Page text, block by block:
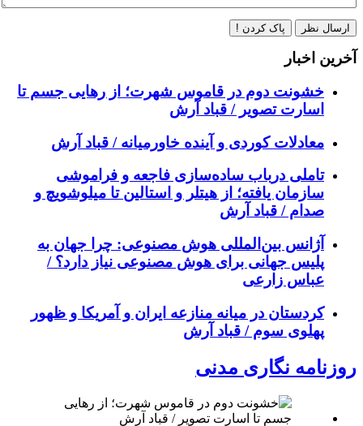
ارسال نظر پاک کردن !
آخرین اخبار
خشونت دوم در قاموس شهرت؛ از رهایی جسم تا
اسارت تصویر / قباد آرش
معادلات کوردی و آینده خاورمیانه / قباد آرش
تاملی درباب سادەسازی فاجعە و فراموشی
سازمان یافتە؛ از هیتلر و استالین تا میلوشویچ و
صدام / قباد آرش
آژانس بین‌المللی هوش مصنوعی: چرا جهان به
پلیس جهانی برای هوش مصنوعی نیاز دارد؟ /
عباس زارعی
کردستان در میانه منازعە ایران و آمریکا و ظهور
پهلوی سوم / قباد آرش
روزنامه نگاری مدنی